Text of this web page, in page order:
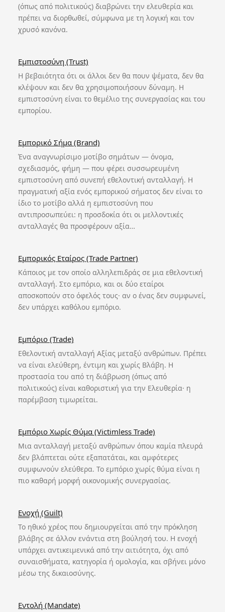
(όπως από πολιτικούς) διαβρώνει την ελευθερία και
πρέπει να διορθωθεί, σύμφωνα με τη λογική και τον
χρυσό κανόνα.
Εμπιστοσύνη (Trust)
Η βεβαιότητα ότι οι άλλοι δεν θα πουν ψέματα, δεν θα
κλέψουν και δεν θα χρησιμοποιήσουν δύναμη. Η
εμπιστοσύνη είναι το θεμέλιο της συνεργασίας και του
εμπορίου.
Εμπορικό Σήμα (Brand)
Ένα αναγνωρίσιμο μοτίβο σημάτων — όνομα,
σχεδιασμός, φήμη — που φέρει συσσωρευμένη
εμπιστοσύνη από συνεπή εθελοντική ανταλλαγή. Η
πραγματική αξία ενός εμπορικού σήματος δεν είναι το
ίδιο το μοτίβο αλλά η εμπιστοσύνη που
αντιπροσωπεύει: η προσδοκία ότι οι μελλοντικές
ανταλλαγές θα προσφέρουν αξία…
Εμπορικός Εταίρος (Trade Partner)
Κάποιος με τον οποίο αλληλεπιδράς σε μια εθελοντική
ανταλλαγή. Στο εμπόριο, και οι δύο εταίροι
αποσκοπούν στο όφελός τους· αν ο ένας δεν συμφωνεί,
δεν υπάρχει καθόλου εμπόριο.
Εμπόριο (Trade)
Εθελοντική ανταλλαγή Αξίας μεταξύ ανθρώπων. Πρέπει
να είναι ελεύθερη, έντιμη και χωρίς Βλάβη. Η
προστασία του από τη διάβρωση (όπως από
πολιτικούς) είναι καθοριστική για την Ελευθερία· η
παρέμβαση τιμωρείται.
Εμπόριο Χωρίς Θύμα (Victimless Trade)
Μια ανταλλαγή μεταξύ ανθρώπων όπου καμία πλευρά
δεν βλάπτεται ούτε εξαπατάται, και αμφότερες
συμφωνούν ελεύθερα. Το εμπόριο χωρίς θύμα είναι η
πιο καθαρή μορφή οικονομικής συνεργασίας.
Ενοχή (Guilt)
Το ηθικό χρέος που δημιουργείται από την πρόκληση
βλάβης σε άλλον ενάντια στη βούλησή του. Η ενοχή
υπάρχει αντικειμενικά από την αιτιότητα, όχι από
συναισθήματα, κατηγορία ή ομολογία, και σβήνει μόνο
μέσω της δικαιοσύνης.
Εντολή (Mandate)